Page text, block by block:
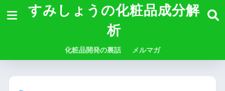
すみしょうの化粧品成分解
析
化粧品開発の裏話 メルマガ